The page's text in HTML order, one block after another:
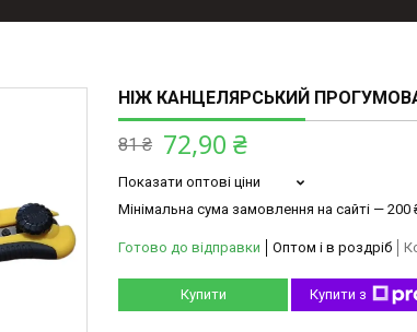
НІЖ КАНЦЕЛЯРСЬКИЙ
81 ₴ 72,90 ₴
Показати оптові ціни
Мінімальна сума замовлення на сайті — 200
Готово до відправки Оптом і в роздріб
Купити Купити з